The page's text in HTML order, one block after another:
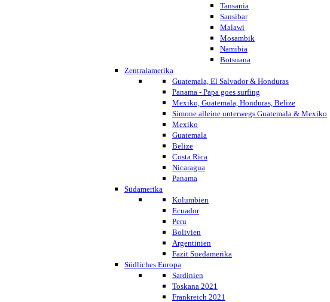
Tansania
Sansibar
Malawi
Mosambik
Namibia
Botsuana
Zentralamerika
Guatemala, El Salvador & Honduras
Panama - Papa goes surfing
Mexiko, Guatemala, Honduras, Belize
Simone alleine unterwegs Guatemala & Mexiko
Mexiko
Guatemala
Belize
Costa Rica
Nicaragua
Panama
Südamerika
Kolumbien
Ecuador
Peru
Bolivien
Argentinien
Fazit Suedamerika
Südliches Europa
Sardinien
Toskana 2021
Frankreich 2021